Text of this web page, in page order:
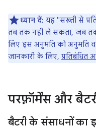
ध्यान दें: यह "सख्ती से
तब तक नहीं ले सकता, जब
लिए इस अनुमति को अनुमति
जानकारी के लिए, प्रतिबंधित
परफ़ॉर्मेंस और
बैटरी के संसाधनों का